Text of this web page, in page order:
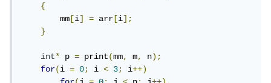
{
        mm
[i] = arr [i];
}
int* p = print(mm, m, n);
for(i = 0; i < 3; i++)